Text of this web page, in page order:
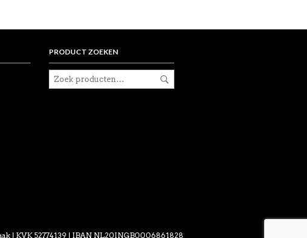
PRODUCT ZOEKEN
| KVK 52774139 | IBAN NL20INGB0006861828